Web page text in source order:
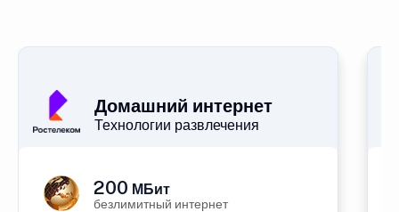
Домашний интернет
Технологии развлечения
200 МБит
безлимитный интернет